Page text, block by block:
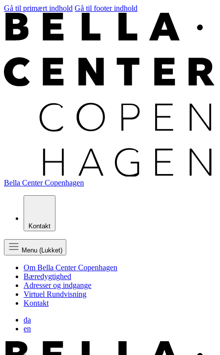
Gå til primært indhold Gå til footer indhold
Bella Center Copenhagen
Kontakt
Menu (Lukket)
Om Bella Center Copenhagen
Bæredygtighed
Adresser og indgange
Virtuel Rundvisning
Kontakt
da
en